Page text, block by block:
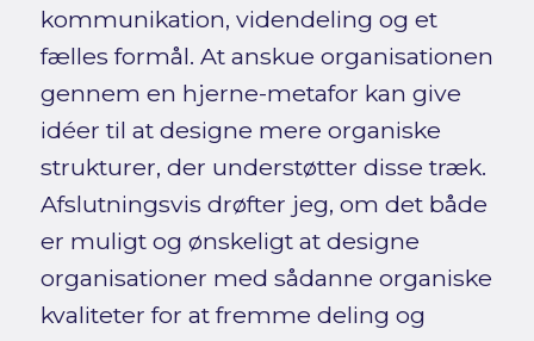
kommunikation, videndeling og et
fælles formål. At anskue organisationen
gennem en hjerne-metafor kan give
idéer til at designe mere organiske
strukturer, der understøtter disse træk.
Afslutningsvis drøfter jeg, om det både
er muligt og ønskeligt at designe
organisationer med sådanne organiske
kvaliteter for at fremme deling og